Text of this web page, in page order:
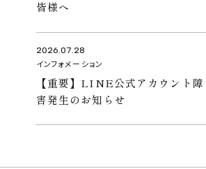
皆様へ
2026.07.28
インフォメーション
【重要】LINE公式アカウント障
害発生のお知らせ